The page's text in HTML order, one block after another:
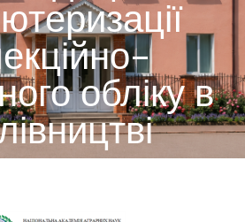
обліку в